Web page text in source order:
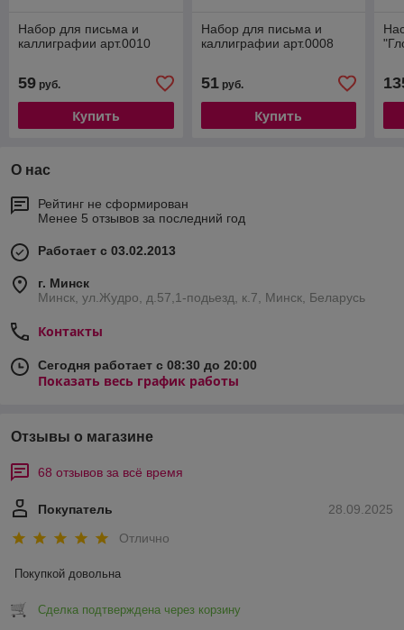
Набор для письма и
каллиграфии арт.0010
59 руб.
Купить
Набор для письма и
каллиграфии арт.0008
51руб.
Купить
О нас
Рейтинг не сформирован
Менее 5 отзывов за последний год
Работает с 03.02.2013
г. Минск
Минск, ул.Жудро, д.57,1-подьезд, к.7, Минск, Беларусь
Контакты
Сегодня работает с 08:30 до 20:00
Показать весь график работы
Отзывы о магазине
68 отзывов за всё время
28.09.2025
Покупатель
Отлично
Покупкой довольна
Сделка подтверждена через корзину